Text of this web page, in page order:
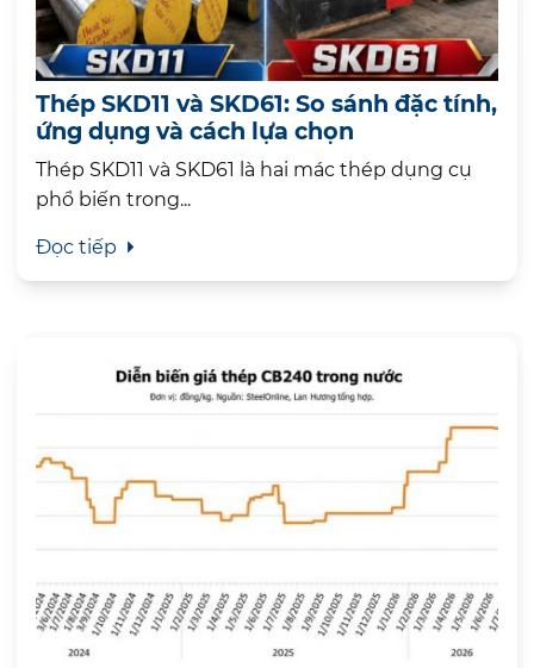
Thép SKD11 và SKD61: So sánh đặc tính,
ứng dụng và cách lựa chọn
Thép SKD11 và SKD61 là hai mác thép dụng cụ
phổ biến trong...
Đọc tiếp